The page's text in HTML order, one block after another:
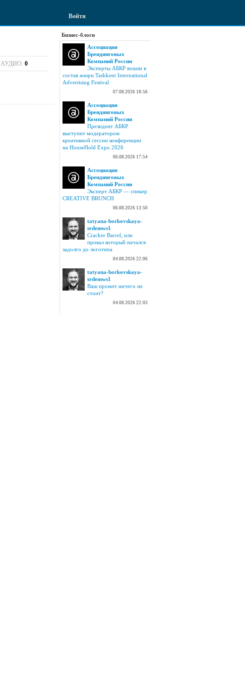
Войти
АУДИО: 0
Бизнес-блоги
Ассоциация
Брендинговых
Компаний России
Эксперты АБКР вошли в
состав жюри Tashkent International
Advertising Festival
07.08.2026 18:56
Ассоциация
Брендинговых
Компаний России
Президент АБКР
выступит модератором
креативной сессии конференции
на HouseHold Expo 2026
06.08.2026 17:54
Ассоциация
Брендинговых
Компаний России
Эксперт АБКР — спикер
CREATIVE BRUNCH
06.08.2026 13:50
tatyana-borkovskaya-
srdemws1
Cracker Barrel, или
провал который начался
задолго до логотипа
04.08.2026 22:06
tatyana-borkovskaya-
srdemws1
Ваш промпт ничего не
стоит?
04.08.2026 22:03